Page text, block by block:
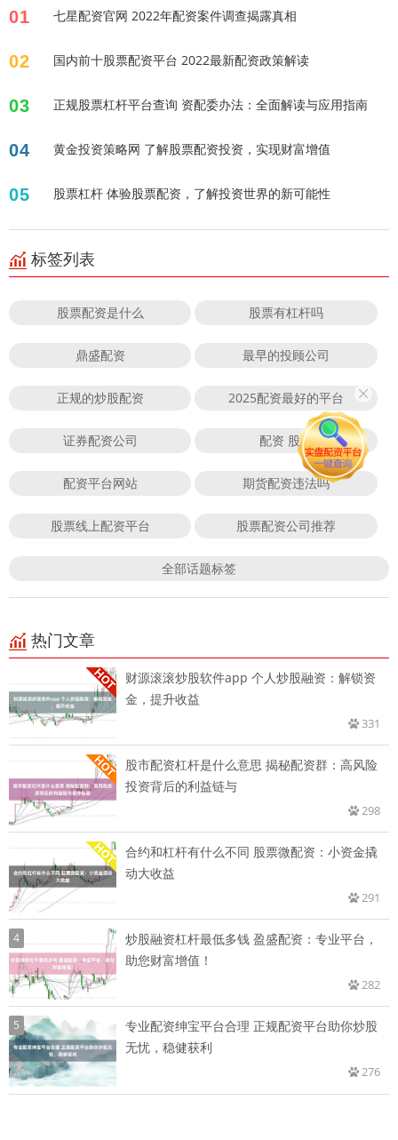
01 七星配资官网 2022年配资案件调查揭露真相
02 国内前十股票配资平台 2022最新配资政策解读
03 正规股票杠杆平台查询 资配委办法：全面解读与应用指南
04 黄金投资策略网 了解股票配资投资，实现财富增值
05 股票杠杆 体验股票配资，了解投资世界的新可能性
标签列表
股票配资是什么 股票有杠杆吗
鼎盛配资 最早的投顾公司
正规的炒股配资 2025配资最好的平台
证券配资公司 配资 股票
配资平台网站 期货配资违法吗
股票线上配资平台 股票配资公司推荐
全部话题标签
热门文章
财源滚滚炒股软件app 个人炒股融资：解锁资
金，提升收益
331
股市配资杠杆是什么意思 揭秘配资群：高风险
投资背后的利益链与
298
合约和杠杆有什么不同 股票微配资：小资金撬
动大收益
291
4
炒股融资杠杆最低多钱 盈盛配资：专业平台，
助您财富增值！
282
5
专业配资绅宝平台合理 正规配资平台助你炒股
无忧，稳健获利
276